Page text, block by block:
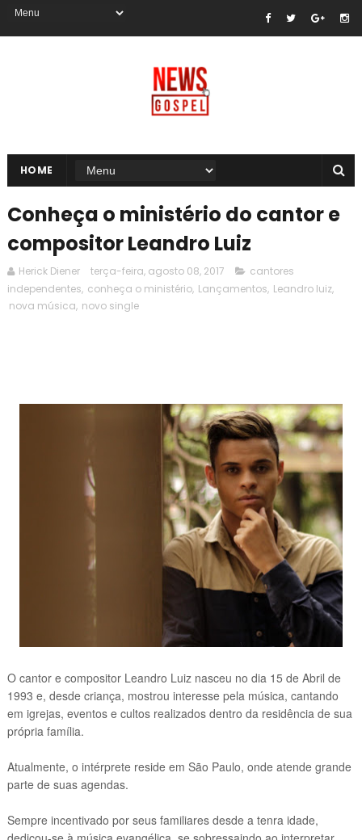
HOME
Conheça o ministério do cantor e
compositor Leandro Luiz
Herick Diener terça-feira, agosto 08, 2017
cantores
independentes, conheça o ministério, Lançamentos, Leandro luiz,
nova música, novo single
O cantor e compositor Leandro Luiz nasceu no dia 15 de Abril de
1993 e, desde criança, mostrou interesse pela música, cantando
em igrejas, eventos e cultos realizados dentro da residência de sua
própria família.
Atualmente, o intérprete reside em São Paulo, onde atende grande
parte de suas agendas.
Sempre incentivado por seus familiares desde a tenra idade,